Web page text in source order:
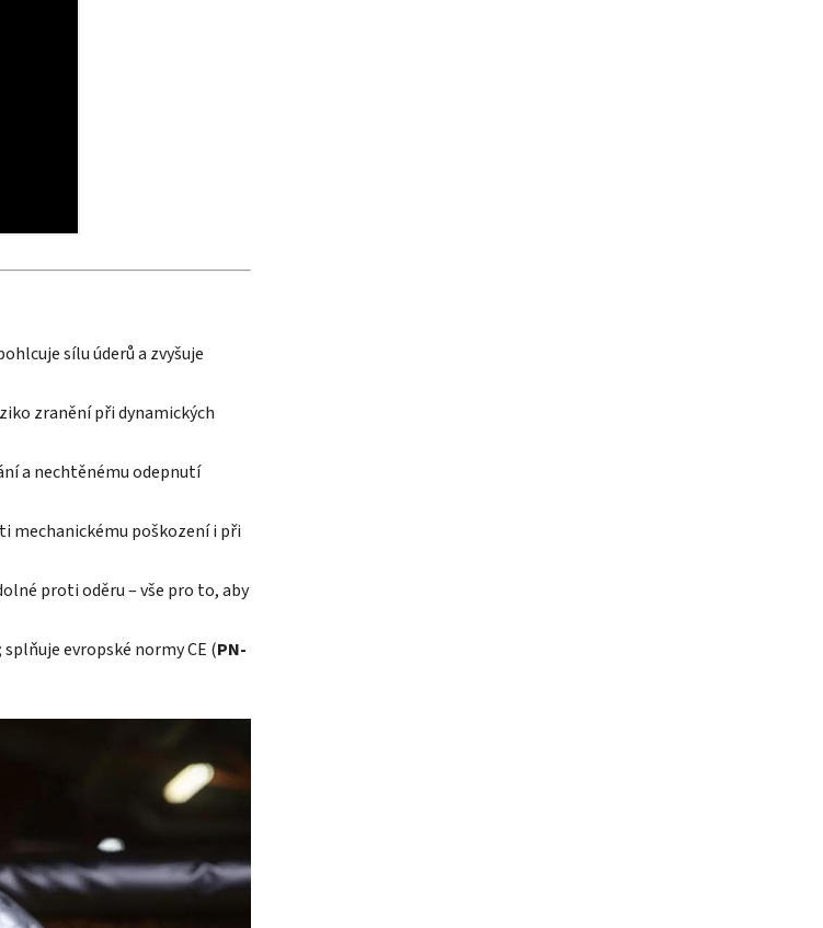
sílu úderů a zvyšuje
zranění při dynamických
a nechtěnému odepnutí
mechanickému poškození i při
proti oděru – vše pro to, aby
evropské normy CE (PN-